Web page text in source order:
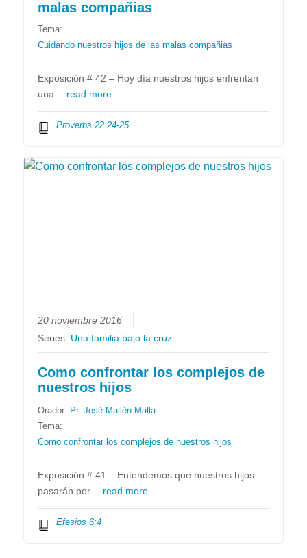
malas compañias
Tema:
Cuidando nuestros hijos de las malas compañias
Exposición # 42 – Hoy día nuestros hijos enfrentan
una… read more
Proverbs 22:24-25
20 noviembre 2016
Series: Una familia bajo la cruz
Como confrontar los complejos de
nuestros hijos
Orador: Pr. José Mallén Malla
Tema:
Como confrontar los complejos de nuestros hijos
Exposición # 41 – Entendemos que nuestros hijos
pasarán por… read more
Efesios 6:4